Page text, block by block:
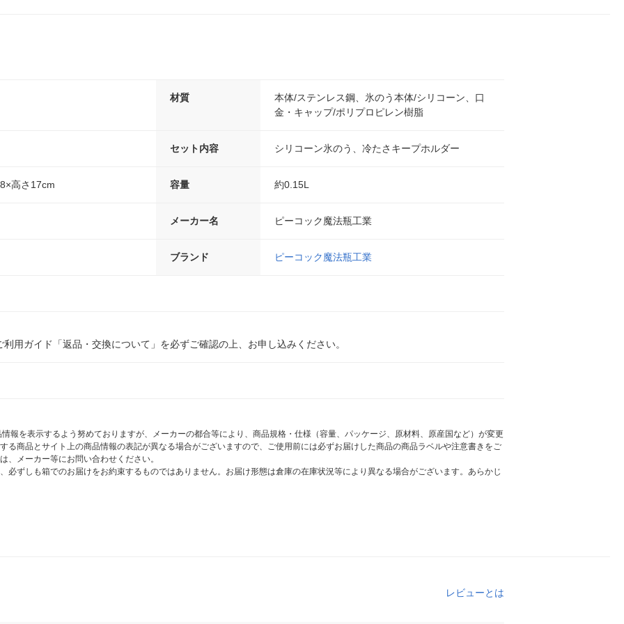
材質
本体/ステンレス鋼、氷のう本体/シリコーン、口
金・キャップ/ポリプロピレン樹脂
セット内容 シリコーン氷のう、冷たさキープホルダー
高さ17cm 容量 約0.15L
メーカー名 ピーコック魔法瓶工業
ブランド ピーコック魔法瓶工業
用ガイド「返品・交換について」を必ずご確認の上、お申し込みください。
報を表示するよう努めておりますが、メーカーの都合等により、商品規格・仕様（容量、パッケージ、原材料、原産国など）が変更
る商品とサイト上の商品情報の表記が異なる場合がございますので、ご使用前には必ずお届けした商品の商品ラベルや注意書きをご
、メーカー等にお問い合わせください。
必ずしも箱でのお届けをお約束するものではありません。お届け形態は倉庫の在庫状況等により異なる場合がございます。あらかじ
レビューとは